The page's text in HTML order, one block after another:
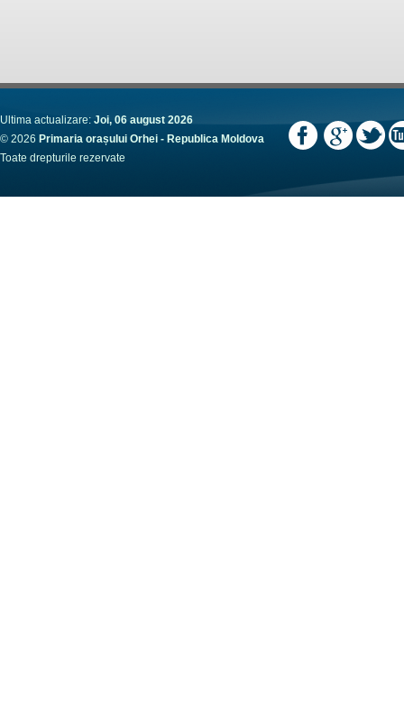
Ultima actualizare: Joi, 06 august 2026
© 2026 Primaria orașului Orhei - Republica Moldova
Toate drepturile rezervate